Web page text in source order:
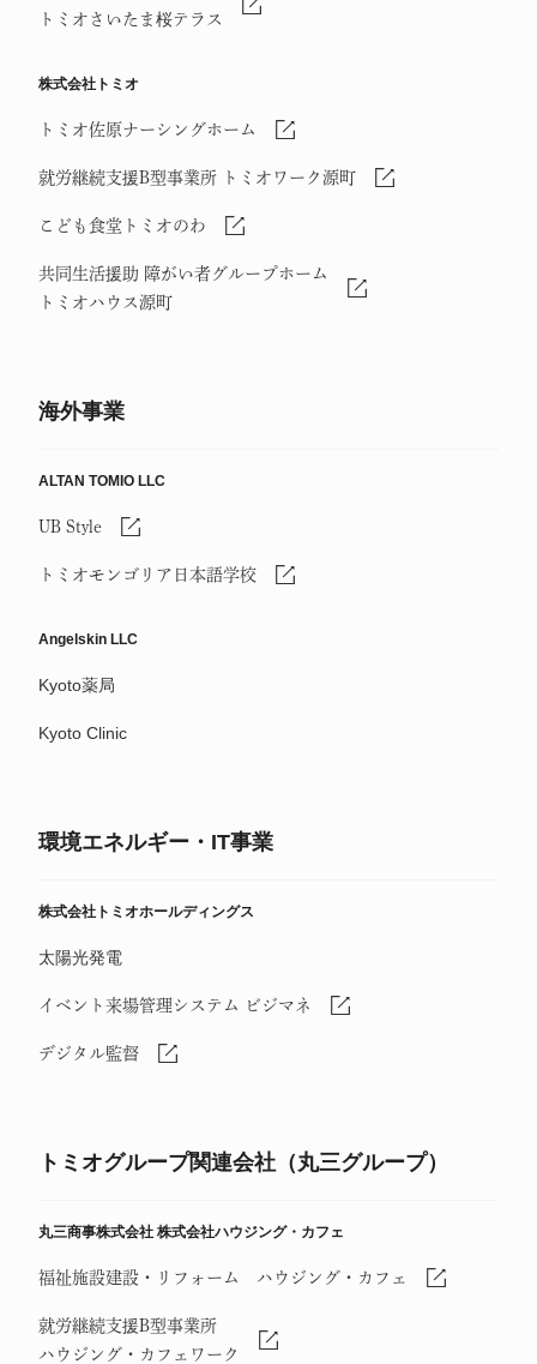
トミオさいたま桜テラス
株式会社トミオ
トミオ佐原ナーシングホーム
就労継続支援B型事業所 トミオワーク源町
こども食堂トミオのわ
共同生活援助 障がい者グループホーム
トミオハウス源町
海外事業
ALTAN TOMIO LLC
UB Style
トミオモンゴリア日本語学校
Angelskin LLC
Kyoto薬局
Kyoto Clinic
環境エネルギー・IT事業
株式会社トミオホールディングス
太陽光発電
イベント来場管理システム ビジマネ
デジタル監督
トミオグループ関連会社（丸三グループ）
丸三商事株式会社 株式会社ハウジング・カフェ
福祉施設建設・リフォーム ハウジング・カフェ
就労継続支援B型事業所
ハウジング・カフェワーク